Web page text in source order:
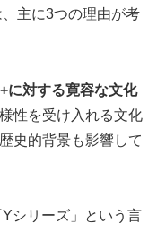
主に3つの理由が考
に対する寛容な文化
性を受け入れる文化
史的背景も影響して
シリーズ」という言